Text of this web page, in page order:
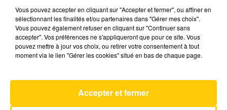
C'est A Qui Le Tour
MYLENE FARMER
Vous pouvez accepter en cliquant sur "Accepter et fermer", ou affiner en
sélectionnant les finalités et/ou partenaires dans "Gérer mes choix".
Vous pouvez également refuser en cliquant sur "Continuer sans
accepter". Vos préférences ne s'appliqueront que pour ce site. Vous
pouvez mettre à jour vos choix, ou retirer votre consentement à tout
moment via le lien "Gérer les cookies" situé en bas de chaque page.
Accepter et fermer